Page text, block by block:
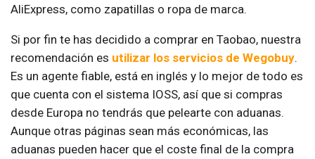
AliExpress, como zapatillas o ropa de marca.
Si por fin te has decidido a comprar en Taobao, nuestra
recomendación es utilizar los servicios de Wegobuy.
Es un agente fiable, está en inglés y lo mejor de todo es
que cuenta con el sistema IOSS, así que si compras
desde Europa no tendrás que pelearte con aduanas.
Aunque otras páginas sean más económicas, las
aduanas pueden hacer que el coste final de la compra